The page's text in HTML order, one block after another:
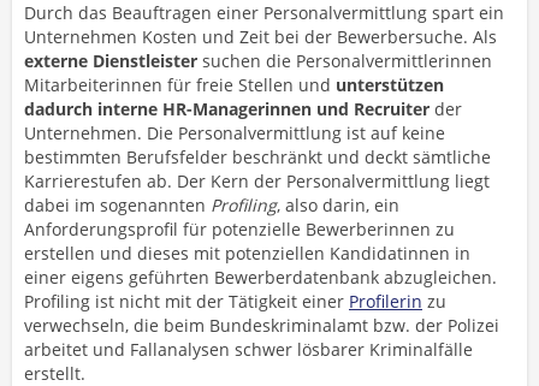
Durch das Beauftragen einer Personalvermittlung spart ein
Unternehmen Kosten und Zeit bei der Bewerbersuche. Als
externe Dienstleister suchen die Personalvermittlerinnen
Mitarbeiterinnen für freie Stellen und unterstützen
dadurch interne HR-Managerinnen und Recruiter der
Unternehmen. Die Personalvermittlung ist auf keine
bestimmten Berufsfelder beschränkt und deckt sämtliche
Karrierestufen ab. Der Kern der Personalvermittlung liegt
dabei im sogenannten Profiling, also darin, ein
Anforderungsprofil für potenzielle Bewerberinnen zu
erstellen und dieses mit potenziellen Kandidatinnen in
einer eigens geführten Bewerberdatenbank abzugleichen.
Profiling ist nicht mit der Tätigkeit einer Profilerin zu
verwechseln, die beim Bundeskriminalamt bzw. der Polizei
arbeitet und Fallanalysen schwer lösbarer Kriminalfälle
erstellt.